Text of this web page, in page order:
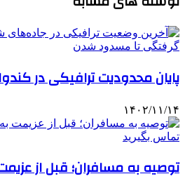
پایان محدودیت ترافیکی در
۱۴۰۲/۱۱/۱۴
توصیه به مسافران؛ قبل از